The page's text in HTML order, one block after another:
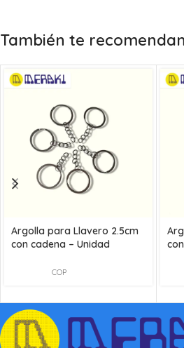
También te
Argolla para Llavero 2.5cm
con cadena – Unidad
COP